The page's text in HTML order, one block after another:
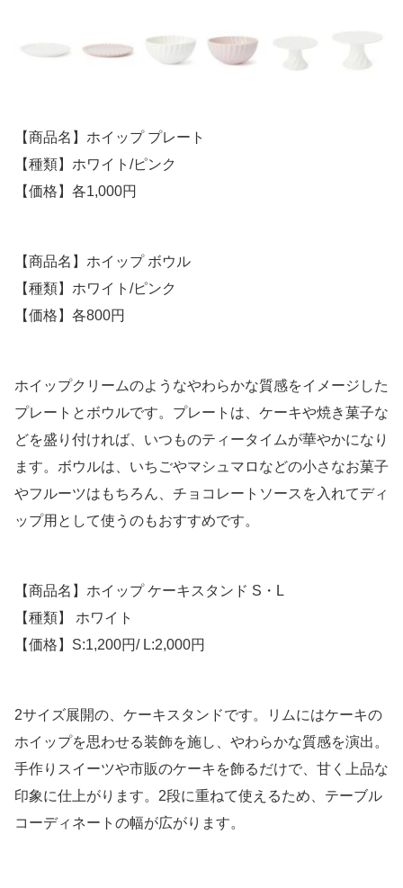
【商品名】ホイップ プレート
【種類】ホワイト/ピンク
【価格】各1,000円
【商品名】ホイップ ボウル
【種類】ホワイト/ピンク
【価格】各800円
ホイップクリームのようなやわらかな質感をイメージした
プレートとボウルです。プレートは、ケーキや焼き菓子な
どを盛り付ければ、いつものティータイムが華やかになり
ます。ボウルは、いちごやマシュマロなどの小さなお菓子
やフルーツはもちろん、チョコレートソースを入れてディ
ップ用として使うのもおすすめです。
【商品名】ホイップ ケーキスタンド S・L
【種類】 ホワイト
【価格】S:1,200円/ L:2,000円
2サイズ展開の、ケーキスタンドです。リムにはケーキの
ホイップを思わせる装飾を施し、やわらかな質感を演出。
手作りスイーツや市販のケーキを飾るだけで、甘く上品な
印象に仕上がります。2段に重ねて使えるため、テーブル
コーディネートの幅が広がります。